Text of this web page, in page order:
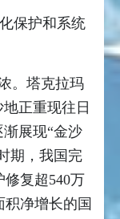
保护和系统
。塔克拉玛
正重现往日
展现“金沙
期，我国完
修复超540万
净增长的国